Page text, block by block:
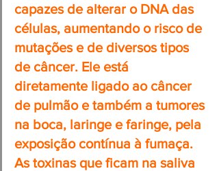
capazes de alterar o DNA das
células, aumentando o risco de
mutações e de diversos tipos
de câncer. Ele está
diretamente ligado ao câncer
de pulmão e também a tumores
na boca, laringe e faringe, pela
exposição contínua à fumaça.
As toxinas que ficam na saliva